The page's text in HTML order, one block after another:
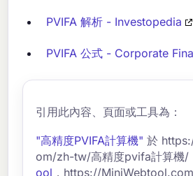
PVIFA 解析 - Investopedia
PVIFA 公式 - Corporate
引用此內容、頁面或工具為：
"高精度PVIFA計算機" 於
om/zh-tw/高精度pvifa計算機/
ool ，https://